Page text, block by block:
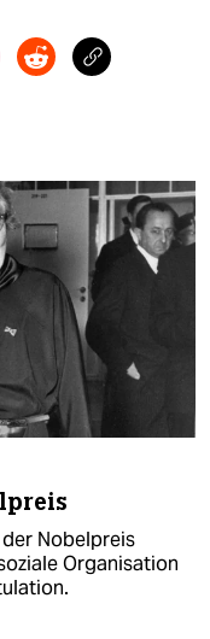
Nobelpreis
Organisation